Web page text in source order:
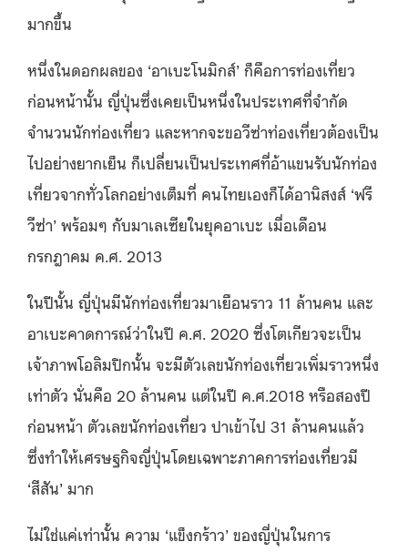
มากขึ้น
หนึ่งในดอกผลของ ‘อาเบะโนมิกส์’ ก็คือการท่องเที่ยว
ก่อนหน้านั้น ญี่ปุ่นซึ่งเคยเป็นหนึ่งในประเทศที่จำกัด
จำนวนนักท่องเที่ยว และหากจะขอวีซ่าท่องเที่ยวต้องเป็น
ไปอย่างยากเย็น ก็เปลี่ยนเป็นประเทศที่อ้าแขนรับนักท่อง
เที่ยวจากทั่วโลกอย่างเต็มที่ คนไทยเองก็ได้อานิสงส์ ‘ฟรี
วีซ่า’ พร้อมๆ กับมาเลเซียในยุคอาเบะ เมื่อเดือน
กรกฎาคม ค.ศ. 2013
ในปีนั้น ญี่ปุ่นมีนักท่องเที่ยวมาเยือนราว 11 ล้านคน และ
อาเบะคาดการณ์ว่าในปี ค.ศ. 2020 ซึ่งโตเกียวจะเป็น
เจ้าภาพโอลิมปิกนั้น จะมีตัวเลขนักท่องเที่ยวเพิ่มราวหนึ่ง
เท่าตัว นั่นคือ 20 ล้านคน แต่ในปี ค.ศ.2018 หรือสองปี
ก่อนหน้า ตัวเลขนักท่องเที่ยว ปาเข้าไป 31 ล้านคนแล้ว
ซึ่งทำให้เศรษฐกิจญี่ปุ่นโดยเฉพาะภาคการท่องเที่ยวมี
‘สีสัน’ มาก
ไม่ใช่แค่เท่านั้น ความ ‘แข็งกร้าว’ ของญี่ปุ่นในการ